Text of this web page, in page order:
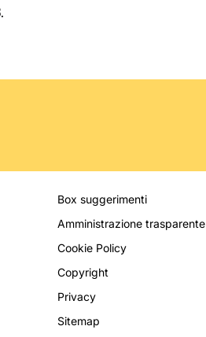
.
Box suggerimenti
Amministrazione trasparente
Cookie Policy
Copyright
Privacy
Sitemap